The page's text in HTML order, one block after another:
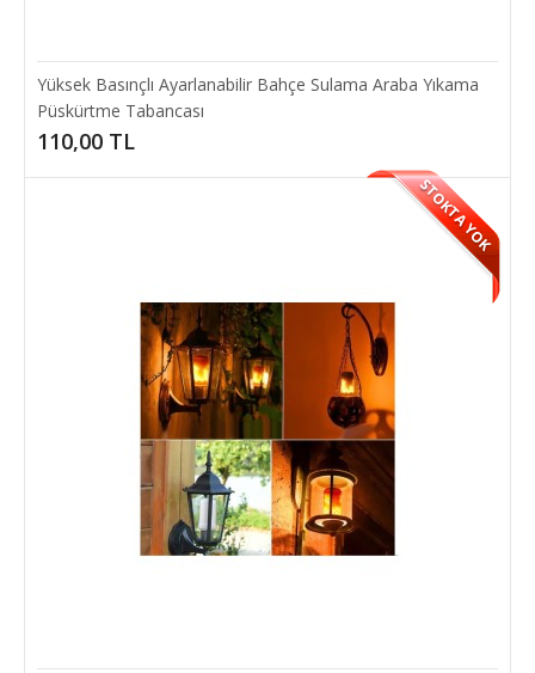
Mini Kamp Cep Testeresi
Sihirli Testere hem hobileriniz için hemde evde kullanım için ideal
SEPETE EKLE
Add to compare
Add to wishlist
Yüksek Basınçlı Ayarlanabilir Bahçe Sulama Araba Yıkama
Püskürtme Tabancası
110,00 TL
STOKTA YOK